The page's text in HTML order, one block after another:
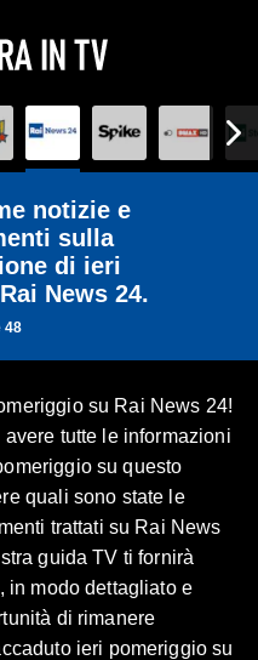
notizie e
sulla
di ieri
News 24.
48
su Rai News 24!
tutte le informazioni
su questo
quali sono state le
trattati su Rai News
guida TV ti fornirà
in modo dettagliato e
di rimanere
ieri pomeriggio su